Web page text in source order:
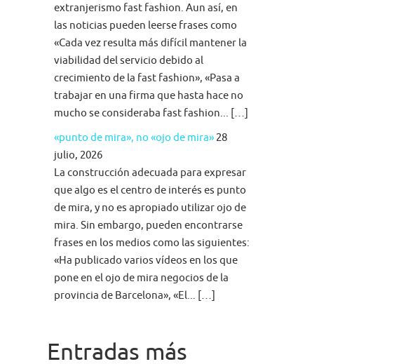
extranjerismo fast fashion. Aun así, en
las noticias pueden leerse frases como
«Cada vez resulta más difícil mantener la
viabilidad del servicio debido al
crecimiento de la fast fashion», «Pasa a
trabajar en una firma que hasta hace no
mucho se consideraba fast fashion... […]
«punto de mira», no «ojo de mira» 28
julio, 2026
La construcción adecuada para expresar
que algo es el centro de interés es punto
de mira, y no es apropiado utilizar ojo de
mira. Sin embargo, pueden encontrarse
frases en los medios como las siguientes:
«Ha publicado varios vídeos en los que
pone en el ojo de mira negocios de la
provincia de Barcelona», «El... […]
Entradas más